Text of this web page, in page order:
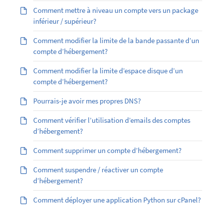
Comment mettre à niveau un compte vers un package
inférieur / supérieur?
Comment modifier la limite de la bande passante d’un
compte d’hébergement?
Comment modifier la limite d’espace disque d’un
compte d’hébergement?
Pourrais-je avoir mes propres DNS?
Comment vérifier l’utilisation d’emails des comptes
d’hébergement?
Comment supprimer un compte d’hébergement?
Comment suspendre / réactiver un compte
d’hébergement?
Comment déployer une application Python sur cPanel?